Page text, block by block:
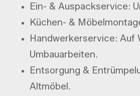
Ein- & Auspackservice:
Küchen- &
Handwerkerservice: Auf
Umbauarbeiten.
Entsorgung &
Altmöbel.